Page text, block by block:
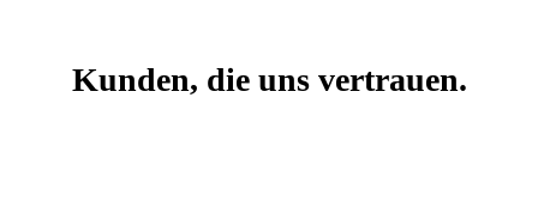
Kunden, die uns vertrauen.